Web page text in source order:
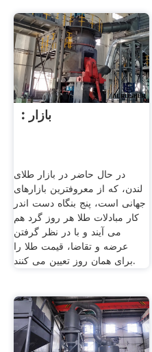
: بازار
در حال حاضر در بازار طلای
لندن، که از معروفترین بازارهای
جهانی است، پنج بنگاه دست اندر
کار مبادلات طلا هر روز گرد هم
می آیند و با در نظر گرفتن
عرضه و تقاضا، قیمت طلا را
برای همان روز تعیین می کنند.